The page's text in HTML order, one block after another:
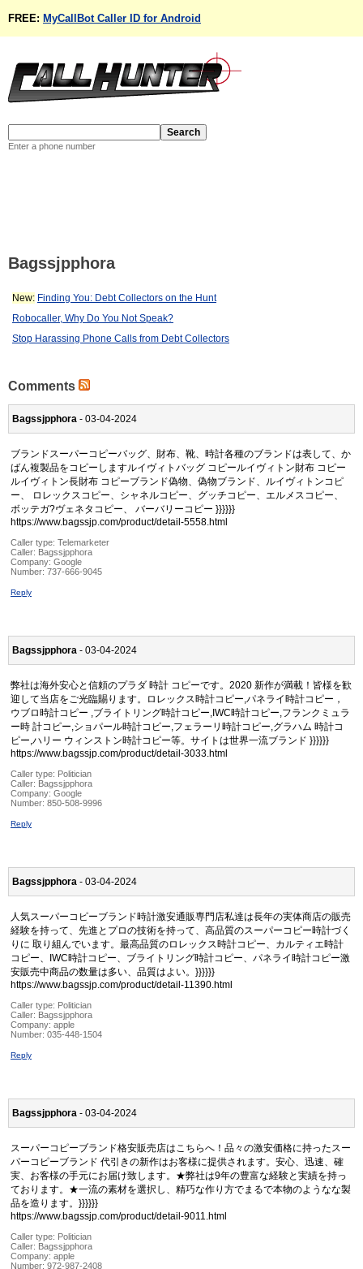
FREE: MyCallBot Caller ID for Android
Enter a phone number
Bagssjpphora
New: Finding You: Debt Collectors on the Hunt
Robocaller, Why Do You Not Speak?
Stop Harassing Phone Calls from Debt Collectors
Comments
Bagssjpphora - 03-04-2024
ブランドスーパーコピーバッグ、財布、靴、時計各種のブランドは表して、か
ばん複製品をコピーしますルイヴィトバッグ コピールイヴィトン財布 コピー
ルイヴィトン長財布 コピーブランド偽物、偽物ブランド、ルイヴィトンコピ
ー、 ロレックスコピー、シャネルコピー、グッチコピー、エルメスコピー、
ボッテガ?ヴェネタコピー、 バーバリーコピー }}}}}}
https://www.bagssjp.com/product/detail-5558.html
Caller type: Telemarketer
Caller: Bagssjpphora
Company: Google
Number: 737-666-9045
Reply
Bagssjpphora - 03-04-2024
弊社は海外安心と信頼のプラダ 時計 コピーです。2020 新作が満載！皆様を歓
迎して当店をご光臨賜ります。ロレックス時計コピー,パネライ時計コピー，
ウブロ時計コピー ,ブライトリング時計コピー,IWC時計コピー,フランクミュラ
ー時 計コピー,ショパール時計コピー,フェラーリ時計コピー,グラハム 時計コ
ピー,ハリー ウィンストン時計コピー等。サイトは世界一流ブランド }}}}}}
https://www.bagssjp.com/product/detail-3033.html
Caller type: Politician
Caller: Bagssjpphora
Company: Google
Number: 850-508-9996
Reply
Bagssjpphora - 03-04-2024
人気スーパーコピーブランド時計激安通販専門店私達は長年の実体商店の販売
経験を持って、先進とプロの技術を持って、高品質のスーパーコピー時計づく
りに 取り組んでいます。最高品質のロレックス時計コピー、カルティエ時計
コピー、IWC時計コピー、ブライトリング時計コピー、パネライ時計コピー激
安販売中商品の数量は多い、品質はよい。}}}}}}
https://www.bagssjp.com/product/detail-11390.html
Caller type: Politician
Caller: Bagssjpphora
Company: apple
Number: 035-448-1504
Reply
Bagssjpphora - 03-04-2024
スーパーコピーブランド格安販売店はこちらへ！品々の激安価格に持ったスー
パーコピーブランド 代引きの新作はお客様に提供されます。安心、迅速、確
実、お客様の手元にお届け致します。★弊社は9年の豊富な経験と実績を持っ
ております。★一流の素材を選択し、精巧な作り方でまるで本物のようなな製
品を造ります。}}}}}}
https://www.bagssjp.com/product/detail-9011.html
Caller type: Politician
Caller: Bagssjpphora
Company: apple
Number: 972-987-2408